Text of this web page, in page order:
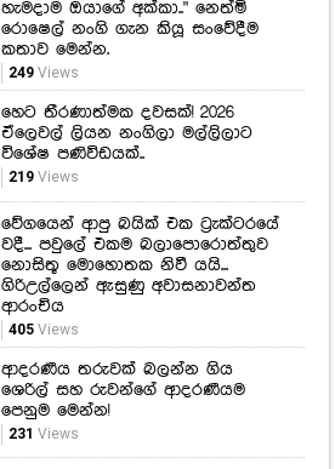
හැමදාම ඔයාගේ අක්කා.." නෙත්මි
රොෂෙල් නංගි ගැන කියූ සංවේදීම
කතාව මෙන්න.
249Views
හෙට තීරණාත්මක දවසක්! 2026
ඒලෙවල් ලියන නංගිලා මල්ලිලාට
විශේෂ පණිවිඩයක්..
219Views
වේගයෙන් ආපු බයික් එක ට්‍රැක්ටරයේ
වදී... පවුලේ එකම බලාපොරොත්තුව
නොසිතූ මොහොතක නිවී යයි...
ගිරිඋල්ලෙන් ඇසුණු අවාසනාවන්ත
ආරංචිය
405Views
ආදරණීය තරුවක් බලන්න ගිය
ශෙරිල් සහ රුවන්ගේ ආදරණීයම
පෙනුම මෙන්න!
231 Views